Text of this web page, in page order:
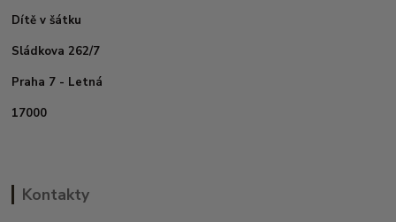
Dítě v šátku
Sládkova 262/7
Praha 7 - Letná
17000
Kontakty